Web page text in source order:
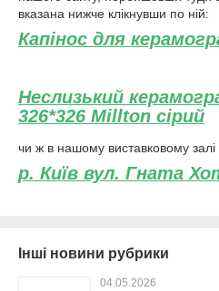
вказана нижче клікнувши по ній:
Капінос для
Неслизький
326*326 Millton сірий
чи ж в нашому виставковому
р. Київ вул. Гната
Інші новини рубрики
04.05.2026